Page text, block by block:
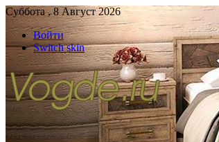
Суббота , 8 Август 2026
Войти
Switch skin